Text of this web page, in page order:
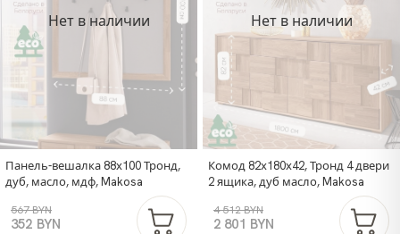
Нет в наличии
Панель-вешалка 88х100 Тронд,
дуб, масло, мдф, Makosa
567 BYN
352 BYN
Нет в наличии
Комод 82х180х42, Тронд 4 двери
2 ящика, дуб масло, Makosa
4 512 BYN
2 801 BYN